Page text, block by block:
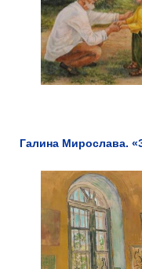
Галина Мирослава.